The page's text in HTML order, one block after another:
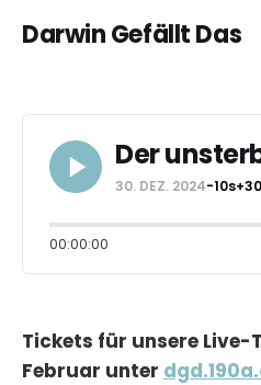
Darwin Gefällt Das
30. DEZ. 2024-10s
00:00:00
Tickets für unsere Live-
Februar unter